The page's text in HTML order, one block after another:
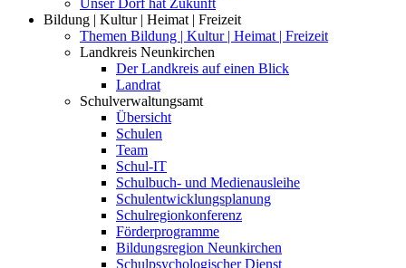
Bildung | Kultur | Heimat | Freizeit
Themen Bildung | Kultur | Heimat | Freizeit
Landkreis Neunkirchen
Der Landkreis auf einen Blick
Landrat
Schulverwaltungsamt
Übersicht
Schulen
Team
Schul-IT
Schulbuch- und Medienausleihe
Schulentwicklungsplanung
Schulregionkonferenz
Förderprogramme
Bildungsregion Neunkirchen
Schulpsychologischer Dienst